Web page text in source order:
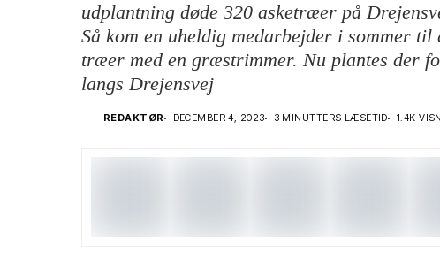
udplantning døde 320 asketræer på
Så kom en uheldig medarbejder i sommer til
træer med en græstrimmer. Nu plantes der
langs Drejensvej
REDAKTØR DECEMBER 4, 2023 3 MINUTTERS LÆSETID 1.4K